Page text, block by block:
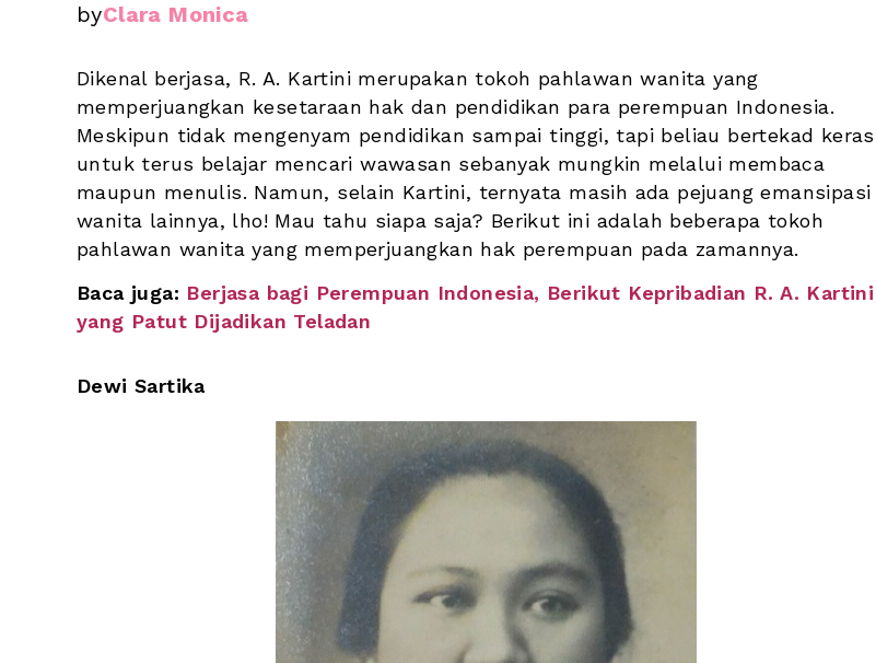
byClara Monica
Dikenal berjasa, R. A. Kartini merupakan tokoh pahlawan wanita yang
memperjuangkan kesetaraan hak dan pendidikan para perempuan Indonesia.
Meskipun tidak mengenyam pendidikan sampai tinggi, tapi beliau bertekad keras
untuk terus belajar mencari wawasan sebanyak mungkin melalui membaca
maupun menulis. Namun, selain Kartini, ternyata masih ada pejuang emansipasi
wanita lainnya, lho! Mau tahu siapa saja? Berikut ini adalah beberapa tokoh
pahlawan wanita yang memperjuangkan hak perempuan pada zamannya.
Baca juga: Berjasa bagi Perempuan Indonesia, Berikut Kepribadian R. A. Kartini
yang Patut Dijadikan Teladan
Dewi Sartika